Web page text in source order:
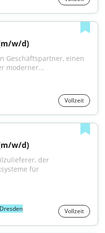
w/d)
Geschäftspartner, einen
moderner...
Vollzeit
w/d)
der
für
Dresden Vollzeit